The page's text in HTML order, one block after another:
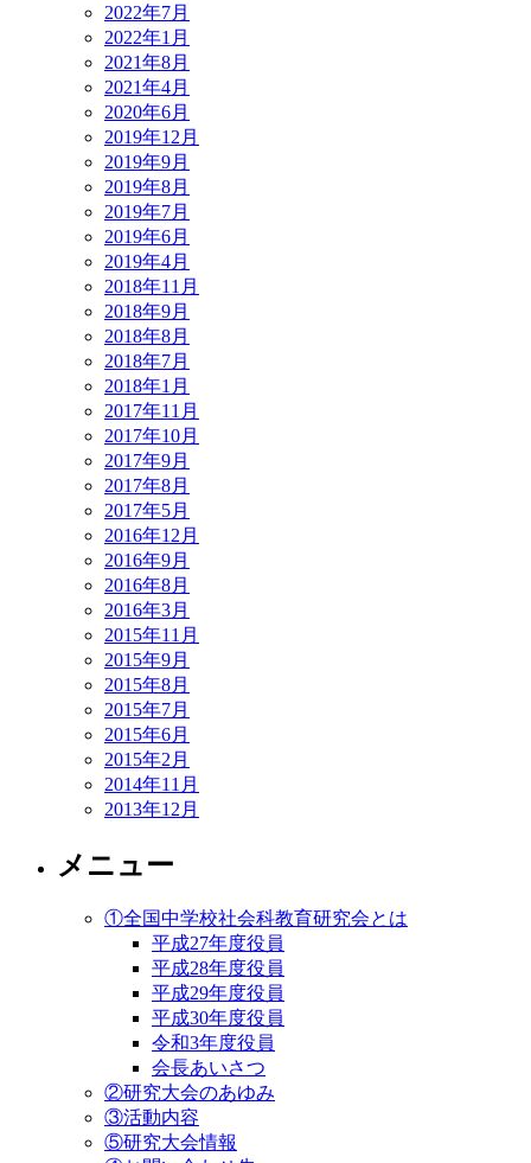
2022年7月
2022年1月
2021年8月
2021年4月
2020年6月
2019年12月
2019年9月
2019年8月
2019年7月
2019年6月
2019年4月
2018年11月
2018年9月
2018年8月
2018年7月
2018年1月
2017年11月
2017年10月
2017年9月
2017年8月
2017年5月
2016年12月
2016年9月
2016年8月
2016年3月
2015年11月
2015年9月
2015年8月
2015年7月
2015年6月
2015年2月
2014年11月
2013年12月
メニュー
①全国中学校社会科教育研究会とは
平成27年度役員
平成28年度役員
平成29年度役員
平成30年度役員
令和3年度役員
会長あいさつ
②研究大会のあゆみ
③活動内容
⑤研究大会情報